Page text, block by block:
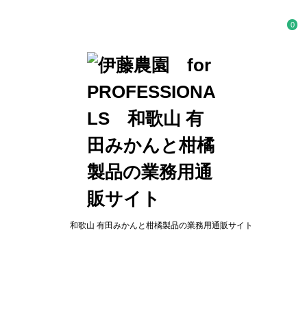
和歌山 有田みかんと柑橘製品の業務用通販サイト
0